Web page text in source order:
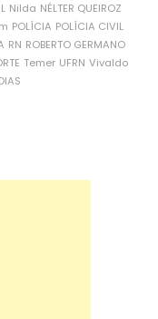
Nilda NÉLTER QUEIROZ
POLÍCIA POLÍCIA CIVIL
RN ROBERTO GERMANO
Temer UFRN Vivaldo